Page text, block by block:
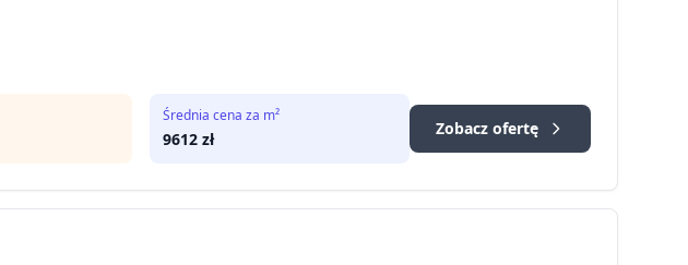
Średnia cena za m²
9612 zł
Zobacz ofertę